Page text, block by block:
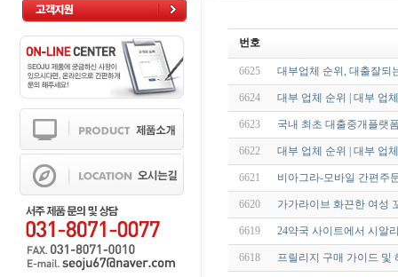
번호
6625 대부업체 순위, 대출잘되
6624 대부 업체 순위 | 대부 업
6623 국내 최초 대출중개플랫
6622 대부 업체 순위 | 대부 업
6621 비아그라-모바일 간편주
6620 가가라이브 화끈한 여성
6619 24약국 사이트에서 시알
6618 프릴리지 구매 가이드 및